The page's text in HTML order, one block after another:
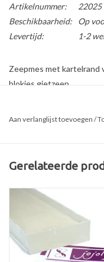
Artikelnummer:
22025
Beschikbaarheid:
Op
Levertijd:
1-2
Zeepmes met kartelrand
blokjes gietzeep.
Aan verlanglijst toevoegen /
Gerelateerde